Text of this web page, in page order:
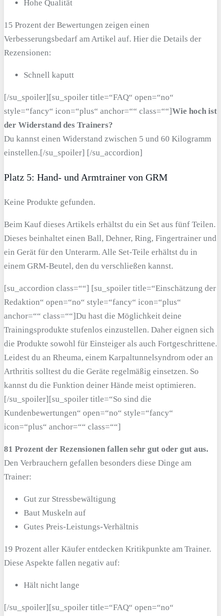
Hohe Qualität
15 Prozent der Bewertungen zeigen einen
Verbesserungsbedarf am Artikel auf. Hier die Details der
Rezensionen:
Schnell kaputt
[/su_spoiler][su_spoiler title=“FAQ“ open=“no“
style=“fancy“ icon=“plus“ anchor=““ class=““]Wie hoch ist
der Widerstand des Trainers?
Du kannst einen Widerstand zwischen 5 und 60 Kilogramm
einstellen.[/su_spoiler] [/su_accordion]
Platz 5: Hand- und Armtrainer von GRM
Keine Produkte gefunden.
Beim Kauf dieses Artikels erhältst du ein Set aus fünf Teilen.
Dieses beinhaltet einen Ball, Dehner, Ring, Fingertrainer und
ein Gerät für den Unterarm. Alle Set-Teile erhältst du in
einem GRM-Beutel, den du verschließen kannst.
[su_accordion class=““] [su_spoiler title=“Einschätzung der
Redaktion“ open=“no“ style=“fancy“ icon=“plus“
anchor=““ class=““]Du hast die Möglichkeit deine
Trainingsprodukte stufenlos einzustellen. Daher eignen sich
die Produkte sowohl für Einsteiger als auch Fortgeschrittene.
Leidest du an Rheuma, einem Karpaltunnelsyndrom oder an
Arthritis solltest du die Geräte regelmäßig einsetzen. So
kannst du die Funktion deiner Hände meist optimieren.
[/su_spoiler][su_spoiler title=“So sind die
Kundenbewertungen“ open=“no“ style=“fancy“
icon=“plus“ anchor=““ class=““]
81 Prozent der Rezensionen fallen sehr gut oder gut aus.
Den Verbrauchern gefallen besonders diese Dinge am
Trainer:
Gut zur Stressbewältigung
Baut Muskeln auf
Gutes Preis-Leistungs-Verhältnis
19 Prozent aller Käufer entdecken Kritikpunkte am Trainer.
Diese Aspekte fallen negativ auf:
Hält nicht lange
[/su_spoiler][su_spoiler title=“FAQ“ open=“no“